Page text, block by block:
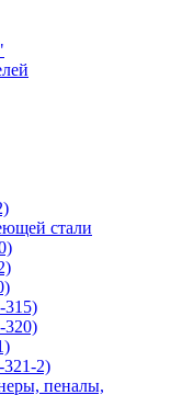
стали
2)
пеналы,